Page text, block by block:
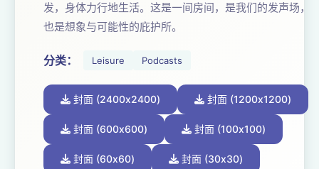
发，身体力行地生活。这是一间房间，是我们的发声场，
也是想象与可能性的庇护所。
分类： Leisure Podcasts
封面 (2400x2400) 封面 (1200x1200)
封面 (600x600) 封面 (100x100)
封面 (60x60) 封面 (30x30)